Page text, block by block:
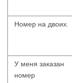
Номер на двоих.
У меня заказан
номер